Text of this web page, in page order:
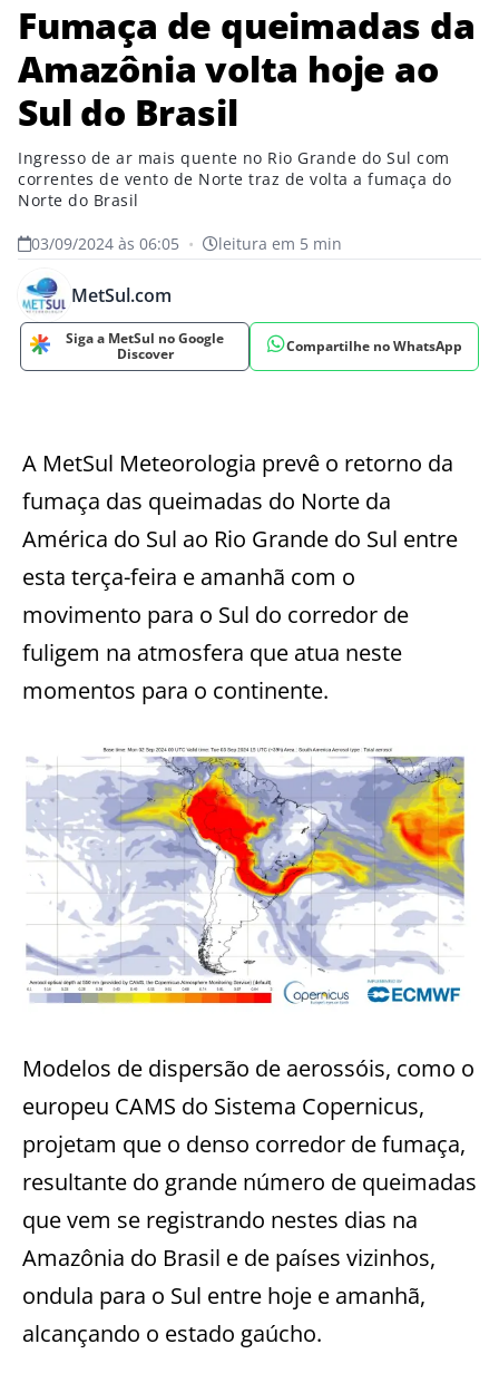
Fumaça de queimadas da
Amazônia volta hoje ao
Sul do Brasil
Ingresso de ar mais quente no Rio Grande do Sul com
correntes de vento de Norte traz de volta a fumaça do
Norte do Brasil
03/09/2024 às 06:05 • leitura em 5 min
MetSul.com
Siga a MetSul no Google
Discover
Compartilhe no WhatsApp
A MetSul Meteorologia prevê o retorno da
fumaça das queimadas do Norte da
América do Sul ao Rio Grande do Sul entre
esta terça-feira e amanhã com o
movimento para o Sul do corredor de
fuligem na atmosfera que atua neste
momentos para o continente.
Modelos de dispersão de aerossóis, como o
europeu CAMS do Sistema Copernicus,
projetam que o denso corredor de fumaça,
resultante do grande número de queimadas
que vem se registrando nestes dias na
Amazônia do Brasil e de países vizinhos,
ondula para o Sul entre hoje e amanhã,
alcançando o estado gaúcho.